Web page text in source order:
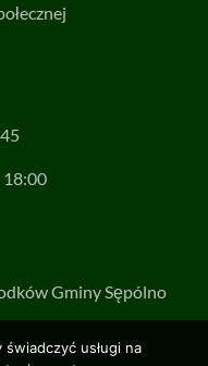
18:00
Gminy Sępólno
usługi na